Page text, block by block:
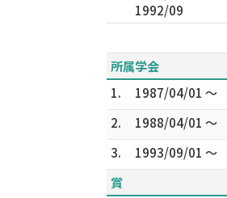
1992/09
所属学会
1.
1987/04/01 ～
2.
1988/04/01 ～
3.
1993/09/01 ～
賞